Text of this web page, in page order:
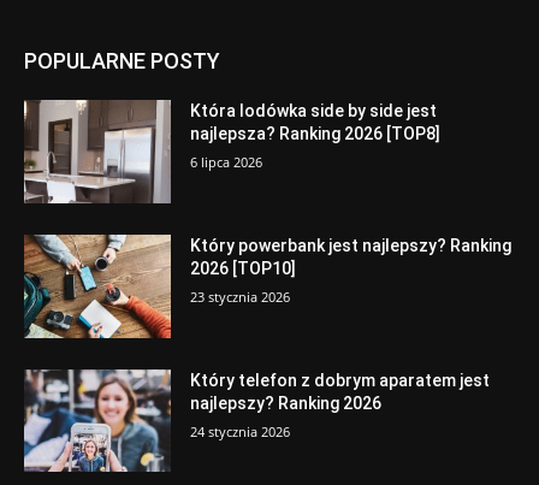
POPULARNE POSTY
Która lodówka side by side jest
najlepsza? Ranking 2026 [TOP8]
6 lipca 2026
Który powerbank jest najlepszy? Ranking
2026 [TOP10]
23 stycznia 2026
Który telefon z dobrym aparatem jest
najlepszy? Ranking 2026
24 stycznia 2026